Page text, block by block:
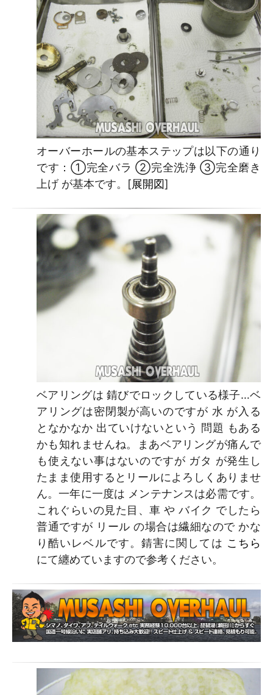
オーバーホールの基本ステップは以下の通り
です：①完全バラ ②完全洗浄 ③完全磨き
上げ が基本です。[展開図]
ベアリングは 錆びでロックしている様子…ベ
アリングは密閉製が高いのですが 水 が入る
となかなか 出ていけないという 問題 もある
かも知れませんね。まあベアリングが痛んで
も使えない事はないのですが ガタ が発生し
たまま使用するとリールによろしくありませ
ん。一年に一度は メンテナンスは必需です。
これぐらいの見た目、車 や バイク でしたら
普通ですが リール の場合は繊細なので かな
り酷いレベルです。錆害に関しては こちら
にて纏めていますので参考ください。